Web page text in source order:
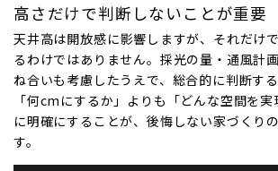
高さだけで判断しないことが重要
天井高は開放感に影響しますが、それだけ
るわけではありません。採光の量・通風計
ね合いも考慮したうえで、総合的に判断す
「何cmにするか」よりも「どんな空間を
に明確にすることが、後悔しない家づくり
す。